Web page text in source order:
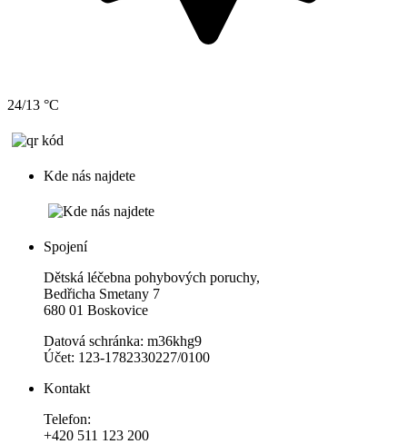
24/13 °C
Kde nás najdete
Spojení
Dětská léčebna pohybových poruchy,
Bedřicha Smetany 7
680 01 Boskovice
Datová schránka: m36khg9
Účet: 123-1782330227/0100
Kontakt
Telefon:
+420 511 123 200